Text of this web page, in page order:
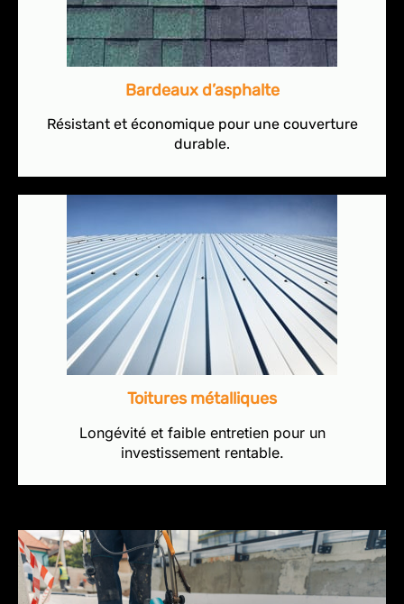
Bardeaux d’asphalte
Résistant et économique pour une couverture
durable.
Toitures métalliques
Longévité et faible entretien pour un
investissement rentable.